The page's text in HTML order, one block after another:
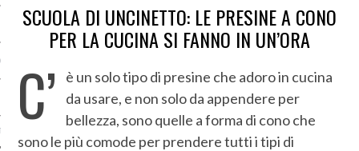
DI ACCESSO AI DATI
SCUOLA DI UNCINETTO: LE PRESINE A CONO
PER LA CUCINA SI FANNO IN UN’ORA
C’
è un solo tipo di presine che adoro in cucina
da usare, e non solo da appendere per
bellezza, sono quelle a forma di cono che
sono le più comode per prendere tutti i tipi di